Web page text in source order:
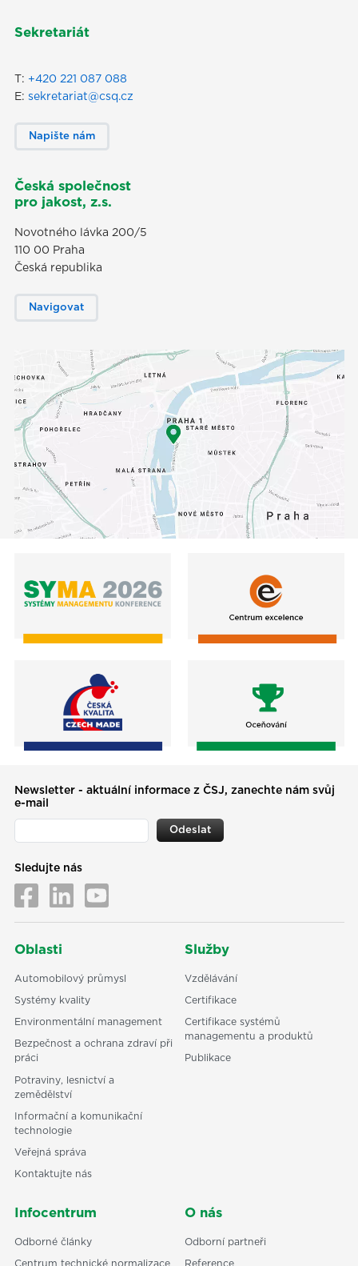
Sekretariát
T: +420 221 087 088
E: sekretariat@csq.cz
Napište nám
Česká společnost
pro jakost, z.s.
Novotného lávka 200/5
110 00 Praha
Česká republika
Navigovat
Newsletter - aktuální informace z ČSJ, zanechte nám svůj
e-mail
Odeslat
Sledujte nás
Oblasti
Automobilový průmysl
Systémy kvality
Environmentální management
Bezpečnost a ochrana zdraví při
práci
Potraviny, lesnictví a
zemědělství
Informační a komunikační
technologie
Veřejná správa
Kontaktujte nás
Služby
Vzdělávání
Certifikace
Certifikace systémů
managementu a produktů
Publikace
Infocentrum
Odborné články
Centrum technické normalizace
O nás
Odborní partneři
Reference